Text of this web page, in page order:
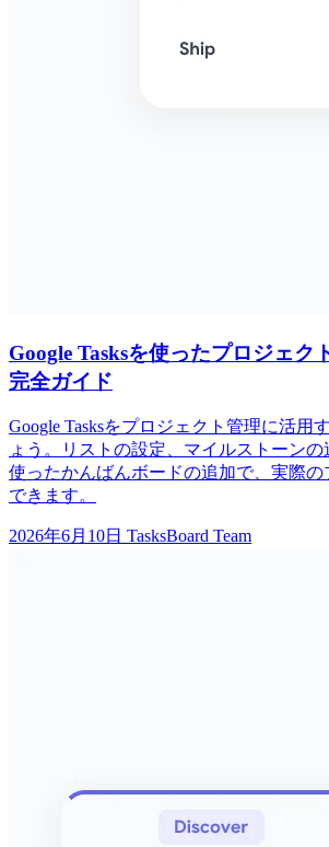
Google Tasksを使ったプロジェク
完全ガイド
Google Tasksをプロジェクト管理に活用
ょう。リストの設定、マイルストーンの
使ったかんばんボードの追加で、実際
できます。
2026年6月10日 TasksBoard Team